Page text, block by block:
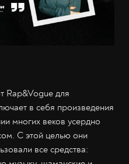
Rap&Vogue для
в себя произведения
многих веков усердно
С этой целью они
все средства: